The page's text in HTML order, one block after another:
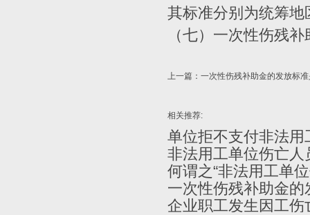
其标准分别为统筹
（七）一次性伤残
上一篇：一次性伤残补助金的发放标
相关推荐:
单位拒不支付非法
非法用工单位伤亡
何谓之“非法用工单
一次性伤残补助金
企业职工发生因工伤